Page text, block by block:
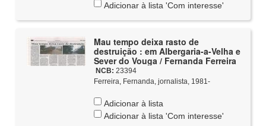
Adicionar à lista 'Com interesse'
Mau tempo deixa rasto de
destruição : em Albergaria-a-Velha e
Sever do Vouga / Fernanda Ferreira
NCB: 23394
Ferreira, Fernanda, jornalista, 1981-
Adicionar à lista
Adicionar à lista 'Com interesse'